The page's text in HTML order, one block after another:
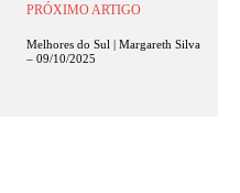
PRÓXIMO ARTIGO
Melhores do Sul | Margareth Silva
– 09/10/2025